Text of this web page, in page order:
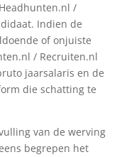
/
Indien de
of onjuiste
/ Recruiten.nl
jaarsalaris en de
die schatting te
van de werving
begrepen het